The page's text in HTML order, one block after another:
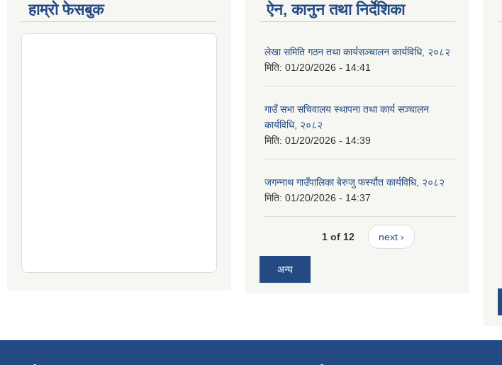
हाम्रो फेसबुक ऐन, कानुन तथा निर्देशिका
लेखा समिति गठन तथा कार्यसञ्चालन कार्यविधि, २०८२
मिति: 01/20/2026 - 14:41
गाउँ सभा सचिवालय स्थापना तथा कार्य सञ्चालन
कार्यविधि, २०८२
मिति: 01/20/2026 - 14:39
जगन्नाथ गाउँपालिका बेरुजु फर्स्यौत कार्यविधि, २०८२
मिति: 01/20/2026 - 14:37
1 of 12 next ›
अन्य